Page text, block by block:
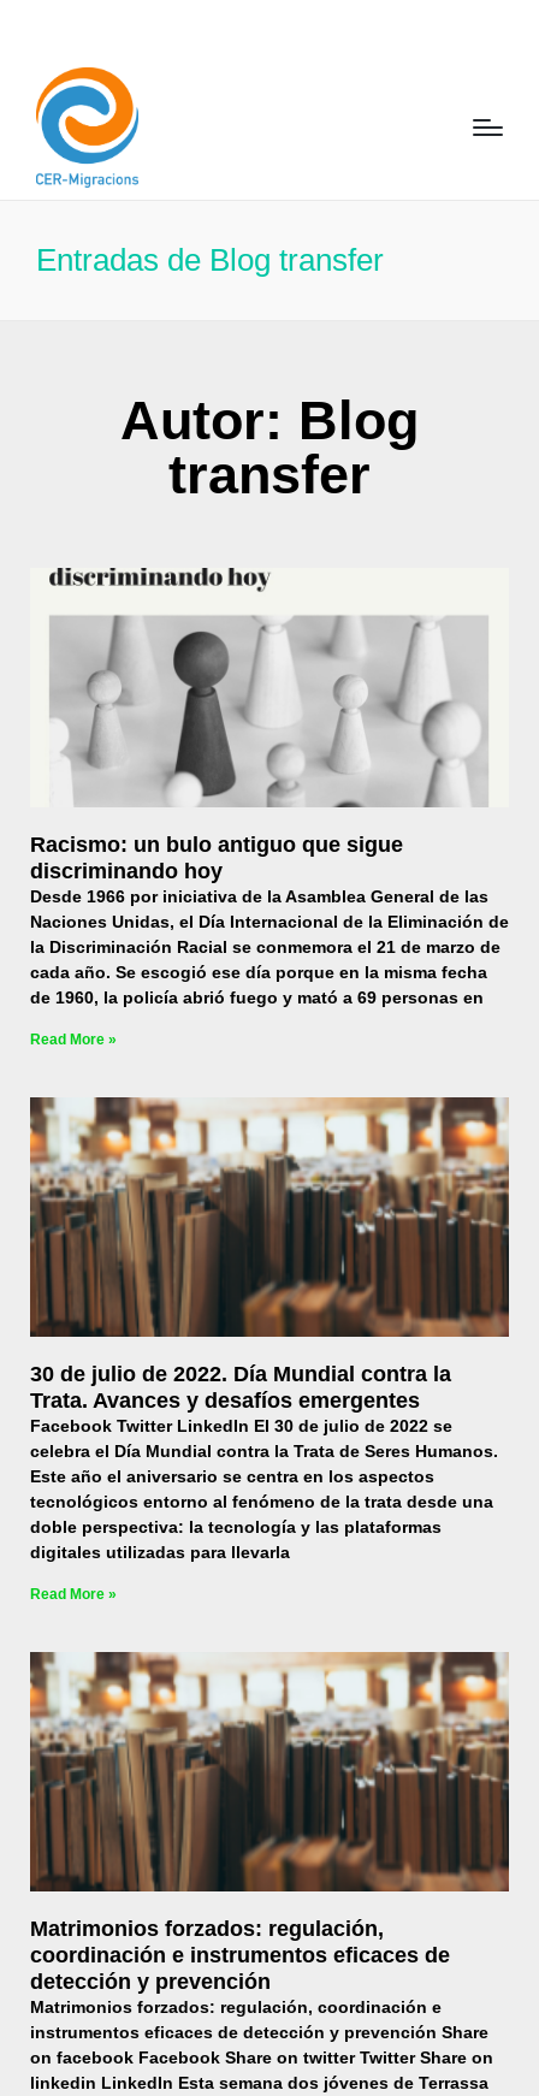
Entradas de Blog transfer
Autor: Blog
transfer
Racismo: un bulo antiguo que sigue
discriminando hoy
Desde 1966 por iniciativa de la Asamblea General de las
Naciones Unidas, el Día Internacional de la Eliminación de
la Discriminación Racial se conmemora el 21 de marzo de
cada año. Se escogió ese día porque en la misma fecha
de 1960, la policía abrió fuego y mató a 69 personas en
Read More »
30 de julio de 2022. Día Mundial contra la
Trata. Avances y desafíos emergentes
Facebook Twitter LinkedIn El 30 de julio de 2022 se
celebra el Día Mundial contra la Trata de Seres Humanos.
Este año el aniversario se centra en los aspectos
tecnológicos entorno al fenómeno de la trata desde una
doble perspectiva: la tecnología y las plataformas
digitales utilizadas para llevarla
Read More »
Matrimonios forzados: regulación,
coordinación e instrumentos eficaces de
detección y prevención
Matrimonios forzados: regulación, coordinación e
instrumentos eficaces de detección y prevención Share
on facebook Facebook Share on twitter Twitter Share on
linkedin LinkedIn Esta semana dos jóvenes de Terrassa